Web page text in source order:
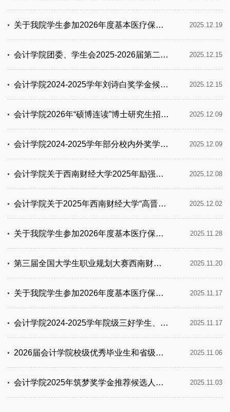
关于我院学生参加2026年度基本医疗保险参保成功的公示名单 2025.12.19
会计学院团委、学生会2025-2026届第二学期部长公示名单 2025.12.15
会计学院2024-2025学年刘诗白奖学金候选人公示 2025.12.15
会计学院2026年“硕博连读”博士研究生招生考试拟录取名单公示 2025.12.09
会计学院2024-2025学年部分校内外奖学金候选人名单公示 2025.12.09
会计学院关于西南财经大学2025年励强奖学金候选人公示名单 2025.12.08
会计学院关于2025年西南财经大学“高晋康教育基金”新财经创新人才培养项目候选人公示名单 2025.12.02
关于我院学生参加2026年度基本医疗保险参保成功的公示名单 2025.11.28
第三届全国大学生职业规划大赛西南财经大学会计学院院赛获奖名单公示 2025.11.20
关于我院学生参加2026年度基本医疗保险参保成功的公示名单 2025.11.17
会计学院2024-2025学年院级三好学生、优秀学生干部公示名单 2025.11.17
2026届会计学院校级优秀毕业生和省级优秀毕业生候选人公示名单 2025.11.06
会计学院2025年筑梦奖学金推荐候选人公示名单 2025.11.03